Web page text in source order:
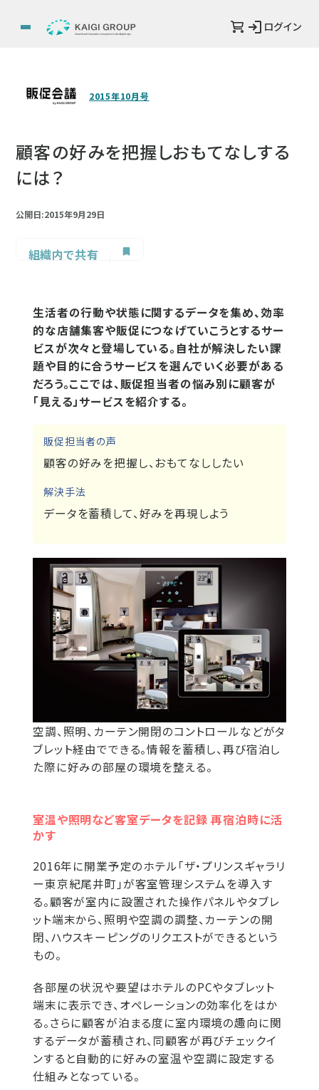
ログイン
2015年10月号
顧客の好みを把握しおもてなしする
には？
公開日:2015年9月29日
組織内で共有
生活者の行動や状態に関するデータを集め、効率
的な店舗集客や販促につなげていこうとするサー
ビスが次々と登場している。自社が解決したい課
題や目的に合うサービスを選んでいく必要がある
だろう。ここでは、販促担当者の悩み別に顧客が
「見える」サービスを紹介する。
販促担当者の声
顧客の好みを把握し、おもてなししたい
解決手法
データを蓄積して、好みを再現しよう
空調、照明、カーテン開閉のコントロールなどがタ
ブレット経由でできる。情報を蓄積し、再び宿泊し
た際に好みの部屋の環境を整える。
室温や照明など客室データを記録 再宿泊時に活
かす
2016年に開業予定のホテル「ザ・プリンスギャラリ
ー東京紀尾井町」が客室管理システムを導入す
る。顧客が室内に設置された操作パネルやタブレ
ット端末から、照明や空調の調整、カーテンの開
閉、ハウスキーピングのリクエストができるという
もの。
各部屋の状況や要望はホテルのPCやタブレット
端末に表示でき、オペレーションの効率化をはか
る。さらに顧客が泊まる度に室内環境の趣向に関
するデータが蓄積され、同顧客が再びチェックイ
ンすると自動的に好みの室温や空調に設定する
仕組みとなっている。